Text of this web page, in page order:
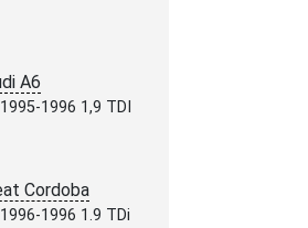
A6
1995-1996 1,9 TDI
Cordoba
1996-1996 1.9 TDi